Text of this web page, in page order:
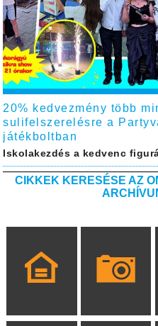
20% kedvezmény több
sulifelszerelésre a
játékboltban
Iskolakezdés a kedvenc
CIKKEK KERESÉSE AZ